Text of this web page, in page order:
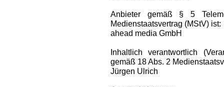
Anbieter gemäß § 5
Medienstaatsvertrag (MStV) ist:
ahead media GmbH
Inhaltlich verantwortlich
gemäß 18 Abs. 2
Jürgen Ulrich